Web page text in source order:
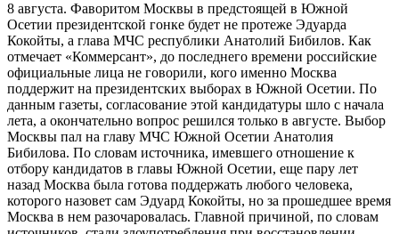
8 августа. Фаворитом Москвы в предстоящей в Южной
Осетии президентской гонке будет не протеже Эдуарда
Кокойты, а глава МЧС республики Анатолий Бибилов. Как
отмечает «Коммерсант», до последнего времени российские
официальные лица не говорили, кого именно Москва
поддержит на президентских выборах в Южной Осетии. По
данным газеты, согласование этой кандидатуры шло с начала
лета, а окончательно вопрос решился только в августе. Выбор
Москвы пал на главу МЧС Южной Осетии Анатолия
Бибилова. По словам источника, имевшего отношение к
отбору кандидатов в главы Южной Осетии, еще пару лет
назад Москва была готова поддержать любого человека,
которого назовет сам Эдуард Кокойты, но за прошедшее время
Москва в нем разочаровалась. Главной причиной, по словам